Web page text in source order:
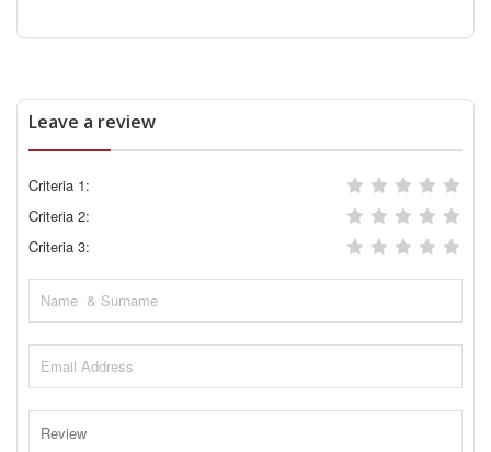
Leave a review
Criteria 1:
Criteria 2:
Criteria 3: